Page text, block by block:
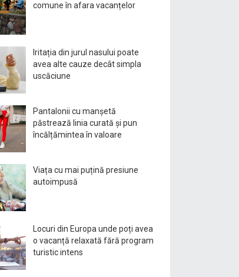
comune în afara vacanțelor
Iritația din jurul nasului poate
avea alte cauze decât simpla
uscăciune
Pantalonii cu manșetă
păstrează linia curată și pun
încălțămintea în valoare
Viața cu mai puțină presiune
autoimpusă
Locuri din Europa unde poți avea
o vacanță relaxată fără program
turistic intens